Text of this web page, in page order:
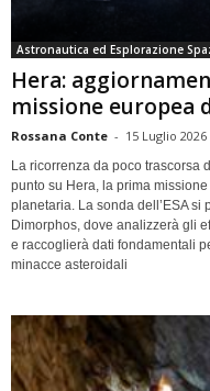
Astronautica ed Esplorazione
Hera:
missione europea
Rossana Conte - 15 Luglio 2026
La ricorrenza da poco trascorsa
punto su Hera, la prima
planetaria. La sonda dell’ESA
Dimorphos, dove analizzerà gli
e raccoglierà dati fondamentali
minacce asteroidali